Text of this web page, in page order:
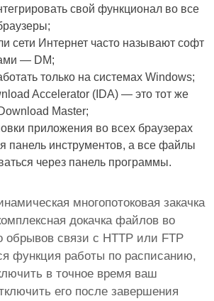
свой функционал во все
сети Интернет часто называют софт
— DM;
только на системах Windows;
Accelerator (IDA) — это тот же
Master;
приложения во всех браузерах
панель инструментов, а все файлы
через панель программы.
многопотоковая закачка
докачка файлов во
обрывов связи с HTTP или FTP
функция работы по расписанию,
в точное время ваш
его после завершения